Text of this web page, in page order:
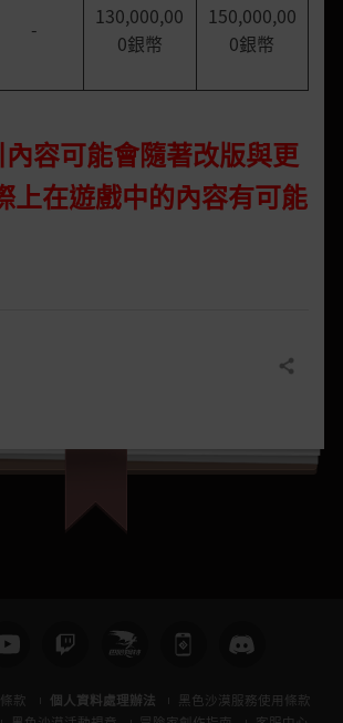
-
130,000,00
0銀幣
150,000,00
0銀幣
容可能會隨著改版與更
上在遊戲中的內容有可能
分享
款 個人資料處理辦法
黑色沙漠服務使用條款